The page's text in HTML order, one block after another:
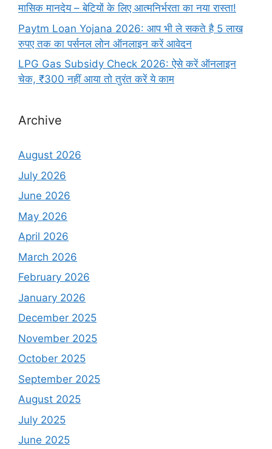
मासिक मानदेय – बेटियों के लिए आत्मनिर्भरता का नया रास्ता!
Paytm Loan Yojana 2026: आप भी ले सकते है 5 लाख
रुपए तक का पर्सनल लोन ऑनलाइन करें आवेदन
LPG Gas Subsidy Check 2026: ऐसे करें ऑनलाइन
चेक, ₹300 नहीं आया तो तुरंत करें ये काम
Archive
August 2026
July 2026
June 2026
May 2026
April 2026
March 2026
February 2026
January 2026
December 2025
November 2025
October 2025
September 2025
August 2025
July 2025
June 2025